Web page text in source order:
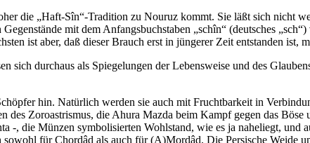
die „Haft-Sîn“-Tradition zu Nouruz kommt. Sie läßt sich nicht
mit dem Anfangsbuchstaben „schîn“ (deutsches
ist aber, daß dieser Brauch erst in jüngerer Zeit entstanden ist,
sich durchaus als Spiegelungen der Lebensweise und des
hin. Natürlich werden sie auch mit Fruchtbarkeit in
des Zoroastrismus, die Ahura Mazda beim Kampf gegen das
-, die Münzen symbolisierten Wohlstand, wie es ja naheliegt, und
für Chordâd als auch für (A)Mordâd. Die Persische Weide